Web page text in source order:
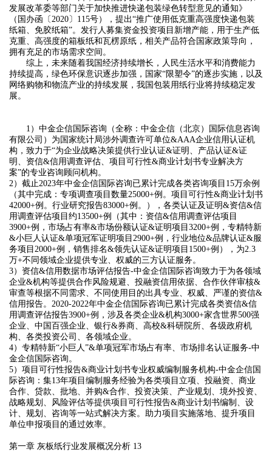
发展改革委等部门关于加快推进快递包装绿色转型意见的通知》
（国办函〔2020〕115号），提出“推广使用低克重高强度快递包装
纸箱、免胶纸箱”。发行人募集资金投资项目新增产能，用于生产低
克重、高强度的箱板纸和瓦楞原纸，相关产品符合国家政策导向，
拥有充足的市场需求空间。
综上，未来随着我国经济持续增长，人民生活水平和消费能力
持续提高，绿色环保意识逐步加强，国家“限塑令”的逐步实施，以及
网络购物和物流产业的持续发展，我国包装用纸行业将持续稳定发
展。
1）中金企信国际咨询（全称：中金企信（北京）国际信息咨询
有限公司）为国家统计局涉外调查许可单位&AAA企业信用认证机
构，致力于“为企业战略决策提供行业认证&证明、产品认证&证
明、资信&信用调查评估、项目可行性&商业计划书专业解决方
案”的专业咨询顾问机构。
2）截止2023年中金企信国际咨询已累计完成各类咨询项目15万余例
（其中完成：专项调查项目数量25000+例。项目可行性&商业计划书
42000+例。行业研究报告83000+例。），各类认证及证明&资信&信
用调查评估项目约13500+例（其中：资信&信用调查评估项目
3900+例，市场占有率&市场份额认证&证明项目3200+例，专精特新
&小巨人认证&单项冠军证明项目2900+例，行业地位&品牌认证&服
务项目2000+例，销售排名&领先认证&证明项目1500+例），为2.3
万+不同领域企业提供专业、权威的三方认证服务。
3）资信&信用数据市场评估报告-中金企信国际咨询致力于为各领域
企业&机构等提供合作风险规避、投融资信用依据、合作伙伴审核&
审查等根据不同需求、不同使用目的出具专业、权威、严谨的资信&
信用报告。2020-2022年中金企信国际咨询已累计完成各类资信&信
用调查评估报告3900+例，涉及各类企业&机构3000+家含世界500强
企业、中国百强企业、银行&券商、高校&科研院所、各级政府机
构、各类投资公司、各领域企业。
4）专精特新“小巨人”&单项冠军市场占有率、市场排名认证服务-中
金企信国际咨询。
5）项目可行性报告&商业计划书专业权威编制服务机构-中金企信国
际咨询：集13年项目编制服务经验为各类项目立项、投融资、商业
合作、贷款、批地、并购&合作、投资决策、产业规划、境外投资、
战略规划、风险评估等提供项目可行性报告&商业计划书编制、设
计、规划、咨询等一站式解决方案。助力项目实施落地、提升项目
单位申报项目的通过效率。
第一章 灰板纸行业发展概况分析 13